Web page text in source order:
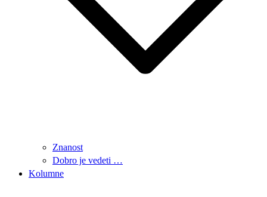
Znanost
Dobro je vedeti …
Kolumne